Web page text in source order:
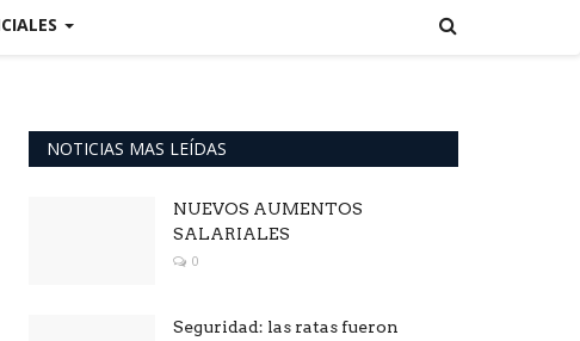
NOTICIAS MAS LEÍDAS
NUEVOS AUMENTOS
SALARIALES
0
Seguridad: las ratas fueron